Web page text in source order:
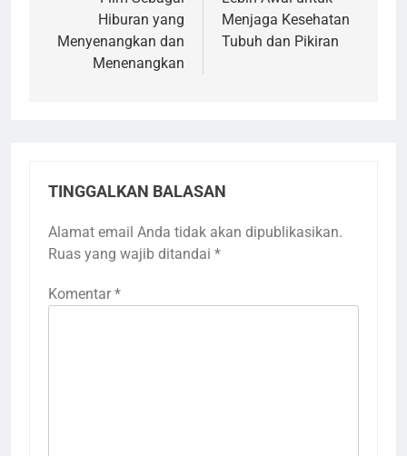
Hiburan yang
Menyenangkan dan
Menenangkan
Menjaga Kesehatan
Tubuh dan Pikiran
TINGGALKAN BALASAN
Alamat email Anda tidak akan dipublikasikan.
Ruas yang wajib ditandai *
Komentar *